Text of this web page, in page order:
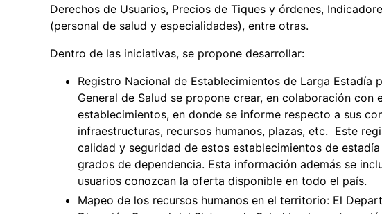
Derechos de Usuarios, Precios de Tiques y órdenes,
(personal de salud y especialidades), entre otras.
Dentro de las iniciativas, se propone desarrollar:
Registro Nacional de Establecimientos de Larga Estadía
General de Salud se propone crear, en colaboración con
establecimientos, en donde se informe respecto a sus
infraestructuras, recursos humanos, plazas, etc. Este
calidad y seguridad de estos establecimientos de
grados de dependencia. Esta información además se
usuarios conozcan la oferta disponible en todo el país.
Mapeo de los recursos humanos en el territorio: El